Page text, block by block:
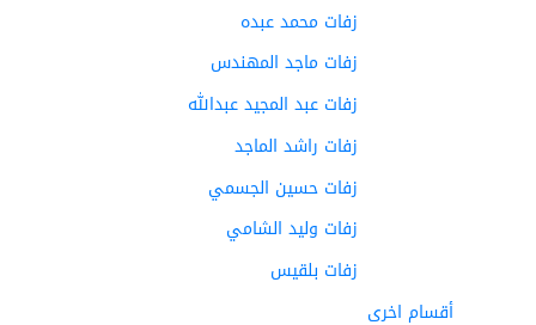
زفات محمد عبده
زفات ماجد المهندس
زفات عبد المجيد عبدالله
زفات راشد الماجد
زفات حسين الجسمي
زفات وليد الشامي
زفات بلقيس
أقسام اخرى